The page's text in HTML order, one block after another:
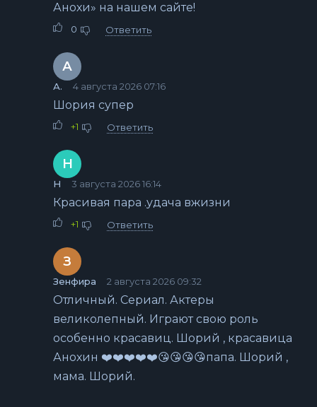
Анохи» на нашем сайте!
0 Ответить
А
А. 4 августа 2026 07:16
Шория супер
+1 Ответить
Н
Н 3 августа 2026 16:14
Красивая пара .удача вжизни
+1 Ответить
З
Зенфира 2 августа 2026 09:32
Отличный. Сериал. Актеры
великолепный. Играют свою роль
особенно красавиц. Шорий , красавица
Анохин ❤️❤️❤️❤️❤️😘😘😘😘папа. Шорий ,
мама. Шорий.